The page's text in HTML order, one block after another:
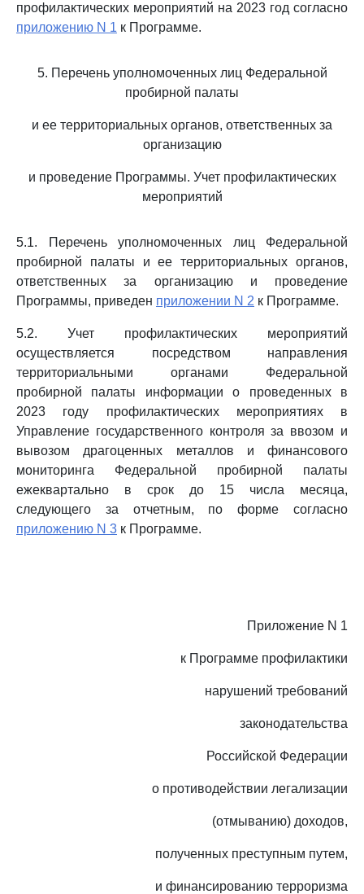
профилактических мероприятий на 2023 год согласно
приложению N 1 к Программе.
5. Перечень уполномоченных лиц Федеральной
пробирной палаты
и ее территориальных органов, ответственных за
организацию
и проведение Программы. Учет профилактических
мероприятий
5.1. Перечень уполномоченных лиц Федеральной
пробирной палаты и ее территориальных органов,
ответственных за организацию и проведение
Программы, приведен приложении N 2 к Программе.
5.2. Учет профилактических мероприятий
осуществляется посредством направления
территориальными органами Федеральной
пробирной палаты информации о проведенных в
2023 году профилактических мероприятиях в
Управление государственного контроля за ввозом и
вывозом драгоценных металлов и финансового
мониторинга Федеральной пробирной палаты
ежеквартально в срок до 15 числа месяца,
следующего за отчетным, по форме согласно
приложению N 3 к Программе.
Приложение N 1
к Программе профилактики
нарушений требований
законодательства
Российской Федерации
о противодействии легализации
(отмыванию) доходов,
полученных преступным путем,
и финансированию терроризма